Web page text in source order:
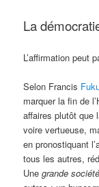
La
L’affirmation peut
Selon Francis
marquer la fin de
affaires plutôt que
voire vertueuse,
en pronostiquant
tous les autres,
Unegrande